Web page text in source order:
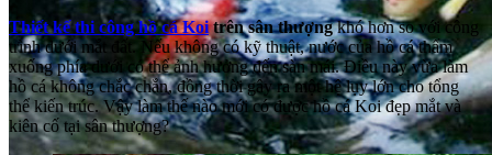
Thiết kế thi công hồ cá Koitrên sân thượngkhó hơn so với công
trình dưới mắt đất. Nếu không có kỹ thuật, nước của hồ cá thấm
xuống phía dưới có thể ảnh hưởng đến sàn mái. Điều này vừa làm
hồ cá không chắc chắn, đồng thời gây ra một hệ lụy lớn cho tổng
thể kiến trúc. Vậy làm thế nào mới có được hồ cá Koi đẹp mắt và
kiên cố tại sân thượng?